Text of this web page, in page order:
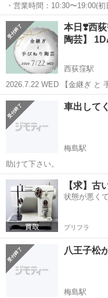
・営業時間：10:30〜19:00(初日
作家の版画から、独自の視点
に富んだ内容です。 総勢１
により変動します...
東京 国立市 国立駅
本日❣️西
陶芸】
西荻窪駅
2026.7.22 WED 【金継ぎ と
回開催します❣️ 場所は西荻窪北口神明通りの 栗八工房舎さん 【最新
の空き状況】 オープンアト
東京 西荻窪駅
車出して
梅島駅
助けて下さい。
東京 足立区 梅島駅
【求】古
状態が悪く
プリフラ
八王子松
梅島駅